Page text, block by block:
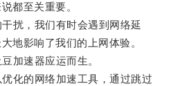
都至关重要。
，我们有时会遇到网络延
地影响了我们的上网体验。
速器应运而生。
的网络加速工具，通过跳过